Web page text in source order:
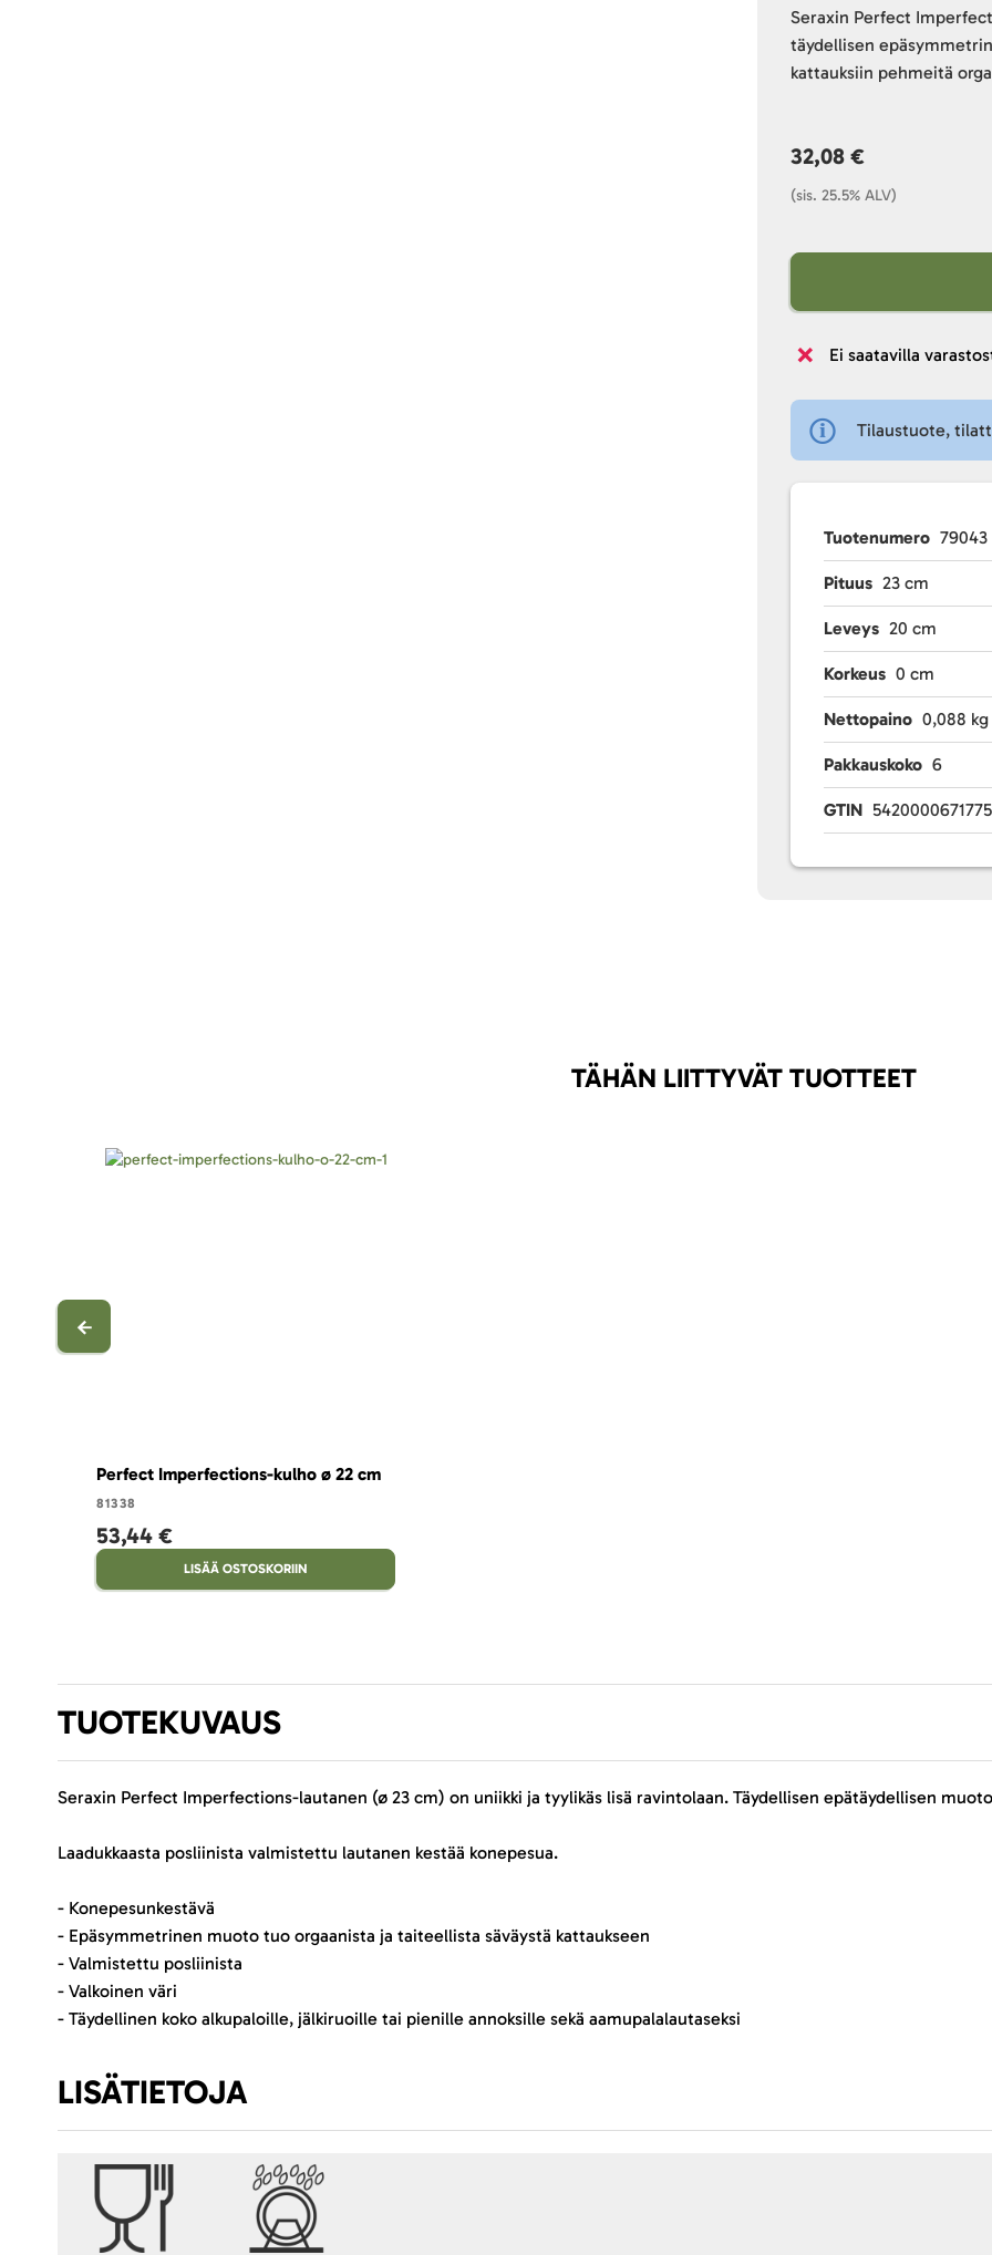
Seraxin Perfect
täydellisen
kattauksiin pehmeitä
32,08 €
(sis. 25.5% ALV)
Ei saatavilla
Tilaustuote,
Tuotenumero 79043
Pituus 23 cm
Leveys 20 cm
Korkeus 0 cm
Nettopaino 0,088 kg
Pakkauskoko 6
GTIN 5420000671775
TÄHÄN LIITTYVÄT TUOTTEET
Perfect Imperfections-kulho ø 22 cm
81338
53,44 €
LISÄÄ OSTOSKORIIN
TUOTEKUVAUS
Seraxin Perfect Imperfections-lautanen (ø 23 cm) on uniikki ja tyylikäs lisä ravintolaan. Täydellisen epätäydellisen
Laadukkaasta posliinista valmistettu lautanen kestää konepesua.
- Konepesunkestävä
- Epäsymmetrinen muoto tuo orgaanista ja taiteellista säväystä kattaukseen
- Valmistettu posliinista
- Valkoinen väri
- Täydellinen koko alkupaloille, jälkiruoille tai pienille annoksille sekä aamupalalautaseksi
LISÄTIETOJA